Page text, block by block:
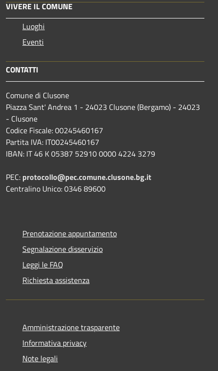
VIVERE IL COMUNE
Luoghi
Eventi
CONTATTI
Comune di Clusone
Piazza Sant' Andrea 1 - 24023 Clusone (Bergamo) - 24023
- Clusone
Codice Fiscale: 00245460167
Partita IVA: IT00245460167
IBAN: IT 46 K 05387 52910 0000 4224 3279
PEC: protocollo@pec.comune.clusone.bg.it
Centralino Unico: 0346 89600
Prenotazione appuntamento
Segnalazione disservizio
Leggi le FAQ
Richiesta assistenza
Amministrazione trasparente
Informativa privacy
Note legali